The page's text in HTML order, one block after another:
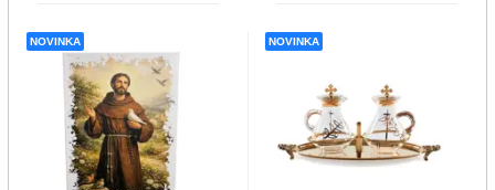
NOVINKA NOVINKA